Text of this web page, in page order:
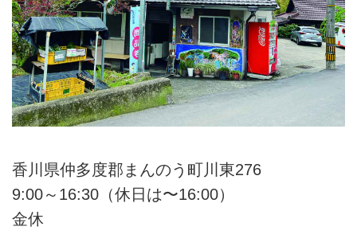
香川県仲多度郡まんのう町川東276
9:00～16:30（休日は〜16:00）
金休